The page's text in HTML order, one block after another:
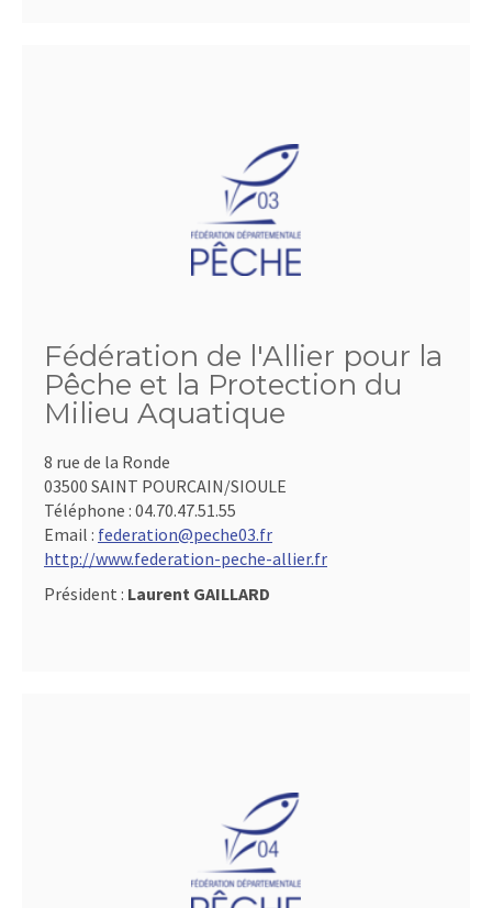
Fédération de l'Allier pour la
Pêche et la Protection du
Milieu Aquatique
8 rue de la Ronde
03500 SAINT POURCAIN/SIOULE
Téléphone : 04.70.47.51.55
Email : federation@peche03.fr
http://www.federation-peche-allier.fr
Président : Laurent GAILLARD